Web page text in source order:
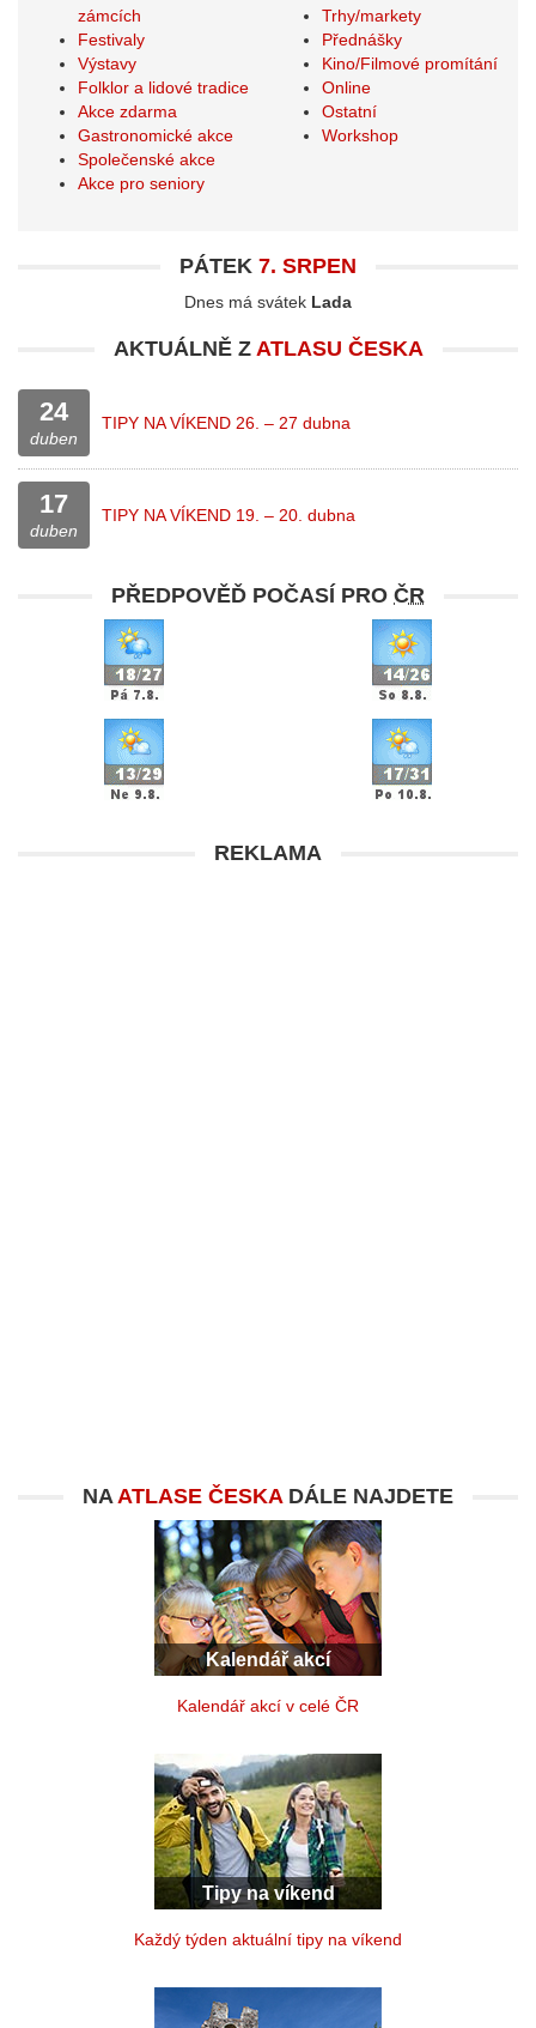
zámcích
Festivaly
Výstavy
Folklor a lidové tradice
Akce zdarma
Gastronomické akce
Společenské akce
Akce pro seniory
Trhy/markety
Přednášky
Kino/Filmové promítání
Online
Ostatní
Workshop
PÁTEK 7. SRPEN
Dnes má svátek Lada
AKTUÁLNĚ Z ATLASU ČESKA
24
duben
TIPY NA VÍKEND 26. – 27 dubna
17
duben
TIPY NA VÍKEND 19. – 20. dubna
PŘEDPOVĚĎ POČASÍ PRO ČR
REKLAMA
NAATLASE ČESKADÁLE NAJDETE
Kalendář akcí
Kalendář akcí v celé ČR
Tipy na víkend
Každý týden aktuální tipy na víkend